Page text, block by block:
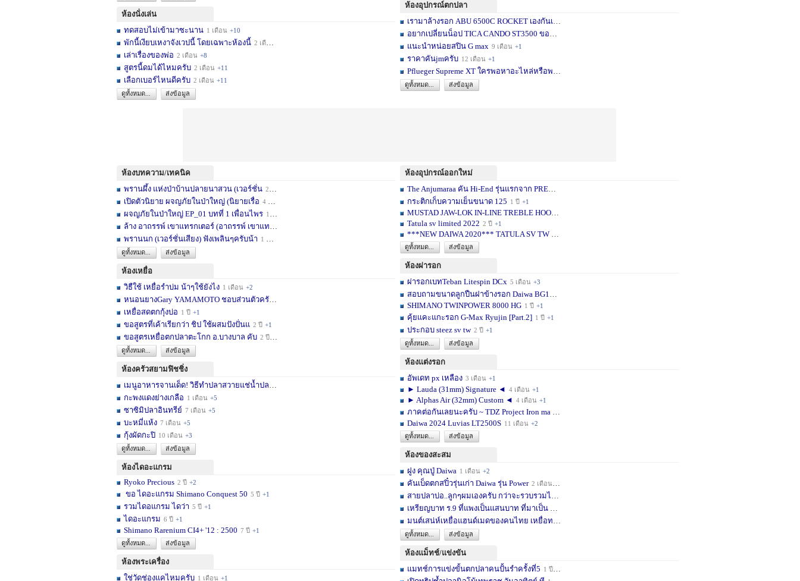
ห้องนั่งเล่น
ทดสอบไม่เข้ามาซะนาน 1 เดือน +10
พักนี้เงียบเหงาจังเวปนี้ โดยเฉพาะห้องนี้ 2 เดือน
เล่าเรื่องของพ่อ 2 เดือน +8
สูตรนี้ดมได้ไหมครับ 2 เดือน +11
เลือกเบอร์ไหนดีครับ 2 เดือน +11
ดูทั้งหมด...
ส่งข้อมูล
ห้องอุปกรณ์ตกปลา
เรามาล้างรอก ABU 6500C ROCKET เองกันเถอ
อยากเปลี่ยนน็อป TICA CANDO ST3500 ขอคำแน
แนะนำหน่อยสปิน G max 9 เดือน +1
ราคาคันjmครับ 12 เดือน +1
Pflueger Supreme XT ใครพอหาอะไหล่หรือพอซ
ดูทั้งหมด...
ส่งข้อมูล
ห้องบทความ/เทคนิค
พรานผึ้ง แห่งป่าบ้านปลายนาสวน (เวอร์ชั่น 2 เดือน
เปิดตัวนิยาย ผจญภัยในป่าใหญ่ (นิยายเรื่อ 4 เดือน
ผจญภัยในป่าใหญ่ EP_01 บทที่ 1 เพื่อนไพร 11 เดือน
ล้าง อาถรรพ์ เขาแทรกเตอร์ (อาถรรพ์ เขาแท
พรานนก (เวอร์ชั่นเสียง) ฟังเพลินๆครับน้า 1 ปี
ดูทั้งหมด...
ส่งข้อมูล
ห้องเหยื่อ
วิธืใช้ เหยื่อรำบ่ม น้าๆใช้ยังไง 1 เดือน +2
หนอนยางGary YAMAMOTO ชอบส่วนตัวครับ... เ
เหยื่อสดตกกุ้งบ่อ 1 ปี +1
ขอสูตรที่เค้าเรียกว่า ชิป ใช้ผสมปังปั่นแ 2 ปี +1
ขอสูตรเหยื่อตกปลาตะโกก อ.บางบาล คับ 2 ปี
ดูทั้งหมด...
ส่งข้อมูล
ห้องครัวสยามฟิชชิ่ง
เมนูอาหารจานเด็ด! วิธีทำปลาสวายแช่น้ำปลา
กะพงแดงย่างเกลือ 1 เดือน +5
ซาซิมิปลาอินทรีย์ 7 เดือน +5
บะหมี่แห้ง 7 เดือน +5
กุ้งผัดกะปิ 10 เดือน +3
ดูทั้งหมด...
ส่งข้อมูล
ห้องไดอะแกรม
Ryoko Precious 2 ปี +2
ขอ ไดอะแกรม Shimano Conquest 50 5 ปี +1
รวมไดอแกรม ไดว่า 5 ปี +1
ไดอะแกรม 6 ปี +1
Shimano Rarenium CI4+ '12 : 2500 7 ปี +1
ดูทั้งหมด...
ส่งข้อมูล
ห้องพระเครื่อง
ใช่วัดช่องแคไหมครับ 1 เดือน +1
ห้องอุปกรณ์ออกใหม่
The Anjumaraa คัน Hi-End รุ่นแรกจาก PREY
กระติกเก็บความเย็นขนาด 125 1 ปี +1
MUSTAD JAW-LOK IN-LINE TREBLE HOOK - 5X
Tatula sv limited 2022 2 ปี +1
***NEW DAIWA 2020*** TATULA SV TW
ดูทั้งหมด...
ส่งข้อมูล
ห้องผ่ารอก
ผ่ารอกเบทTeban Litespin DCx 5 เดือน +3
สอบถามขนาดลูกปืนฝาข้างรอก Daiwa BG10
SHIMANO TWINPOWER 8000 HG 1 ปี +1
คุ้ยแคะแกะรอก G-Max Ryujin [Part.2] 1 ปี +1
ประกอบ steez sv tw 2 ปี +1
ดูทั้งหมด...
ส่งข้อมูล
ห้องแต่งรอก
อัพเดท px เหลือง 3 เดือน +1
► Lauda (31mm) Signature ◄ 4 เดือน +1
► Alphas Air (32mm) Custom ◄ 4 เดือน +1
ภาคต่อกันเลยนะครับ ~ TDZ Project Iron ma
Daiwa 2024 Luvias LT2500S 11 เดือน +2
ดูทั้งหมด...
ส่งข้อมูล
ห้องของสะสม
ฝูง คุณปู่ Daiwa 1 เดือน +2
คันเบ็ดตกสปิ๋วรุ่นเก่า Daiwa รุ่น Power 2 เดือน
สายปลาบ่อ..ลูกๆผมเองครับ กว่าจะรวบรวมได้
เหรียญบาท ร.9 ที่แพงเป็นแสนบาท ที่มาเป็น
มนต์เสน่ห์เหยื่อแฮนด์เมดของคนไทย เหยื่อท
ดูทั้งหมด...
ส่งข้อมูล
ห้องแม็ทช์/แข่งขัน
แมทช์การแข่งขั้นตกปลาคนปั้นรำครั้งที่5 1 ปี